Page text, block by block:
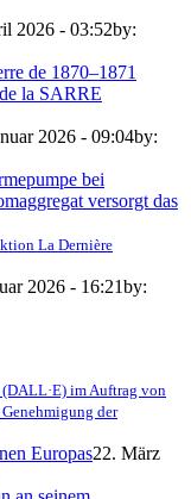
2026 - 03:52by:
de 1870–1871
la SARRE
2026 - 09:04by:
La Dernière
2026 - 16:21by:
im Auftrag von
der
Europas22. März